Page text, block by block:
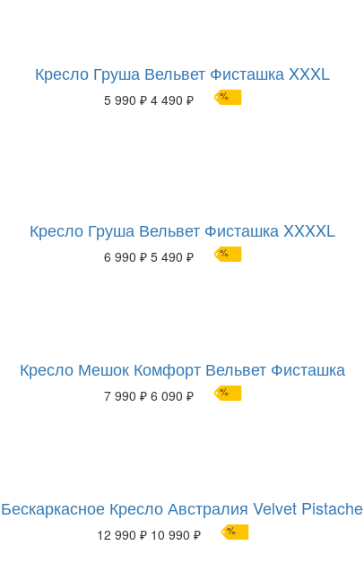
Кресло Груша Вельвет Фисташка XXXL
5 990 ₽ 4 490 ₽ %
Кресло Груша Вельвет Фисташка XXXXL
6 990 ₽ 5 490 ₽ %
Кресло Мешок Комфорт Вельвет Фисташка
7 990 ₽ 6 090 ₽ %
Бескаркасное Кресло Австралия Velvet Pistache
12 990 ₽ 10 990 ₽ %